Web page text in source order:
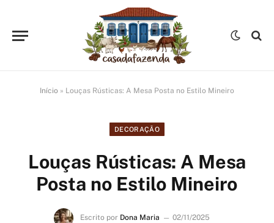
Início » Louças Rústicas: A Mesa Posta no Estilo Mineiro
DECORAÇÃO
Louças Rústicas: A Mesa
Posta no Estilo Mineiro
Escrito por Dona Maria
02/11/2025